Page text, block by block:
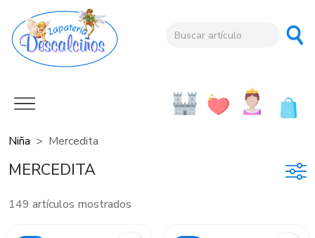
Niña Mercedita
MERCEDITA
149 artículos mostrados